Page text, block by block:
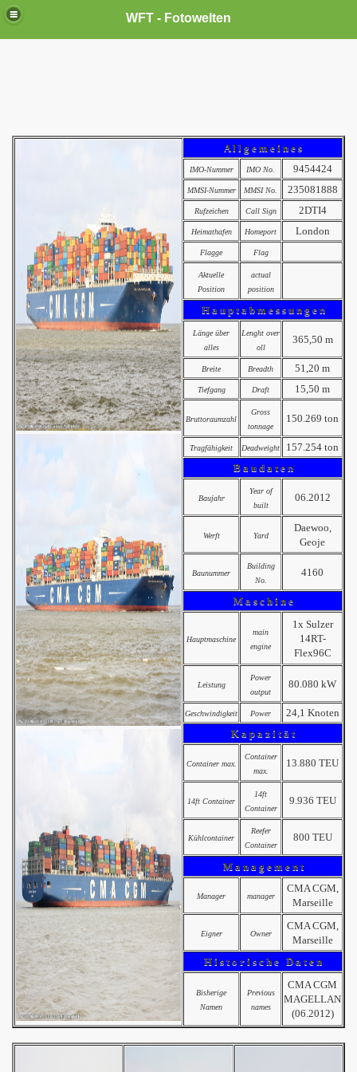
WFT - Fotowelten
A l l g e m e i n e s
IMO-Nummer IMO No. 9454424
MMSI-Nummer MMSI No. 235081888
Rufzeichen Call Sign 2DTI4
Heimathafen Homeport London
Flagge Flag
Aktuelle
Position
actual
position
H a u p t a b m e s s u n g e n
Länge über
alles
Lenght over
oll
365,50 m
Breite Breadth 51,20 m
Tiefgang Draft 15,50 m
Bruttoraumzahl
Gross
tonnage
150.269 ton
Tragfähigkeit Deadweight
157.254 ton
B a u d a t e n
Baujahr
Year of
built
06.2012
Werft Yard
Daewoo,
Geoje
Baunummer
Building
No.
4160
M a s c h i n e
Hauptmaschine
main
engine
1x Sulzer
14RT-
Flex96C
Leistung
Power
output
80.080 kW
Geschwindigkeit Power
24,1 Knoten
K a p a z i t ä t
Container max.
Container
max.
13.880 TEU
14ft Container
14ft
Container
9.936 TEU
Kühlcontainer
Reefer
Container
800 TEU
M a n a g e m e n t
Manager manager
CMA CGM,
Marseille
Eigner Owner
CMA CGM,
Marseille
H i s t o r i s c h e D a t e n
Bisherige
Namen
Previous
names
CMA CGM
MAGELLAN
(06.2012)